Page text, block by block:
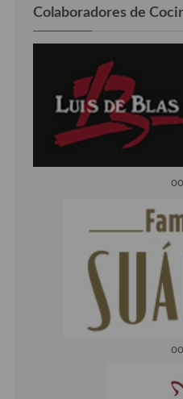
Colaboradores de